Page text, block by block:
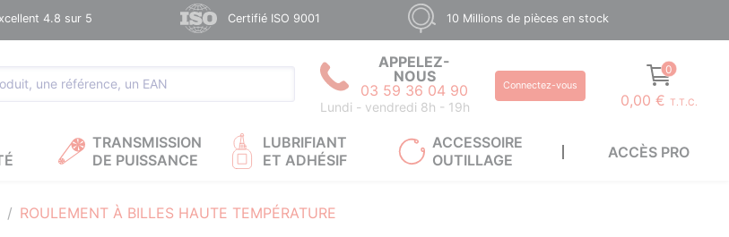
4.8 sur 5 Certifié ISO 9001 10 Millions de pièces en stock
APPELEZ-
NOUS
03 59 36 04 90
Lundi - vendredi 8h - 19h
Connectez-vous
0
0,00 € T.T.C.
TRANSMISSION
DE PUISSANCE
LUBRIFIANT
ET ADHÉSIF
ACCESSOIRE
OUTILLAGE
ACCÈS PRO
ROULEMENT À BILLES HAUTE TEMPÉRATURE